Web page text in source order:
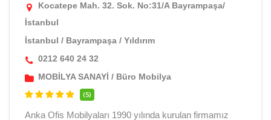
Kocatepe Mah. 32. Sok. No:31/A Bayrampaşa/
İstanbul
İstanbul / Bayrampaşa / Yıldırım
0212 640 24 32
MOBİLYA SANAYİ / Büro Mobilya
(5)
Anka Ofis Mobilyaları 1990 yılında kurulan firmamız